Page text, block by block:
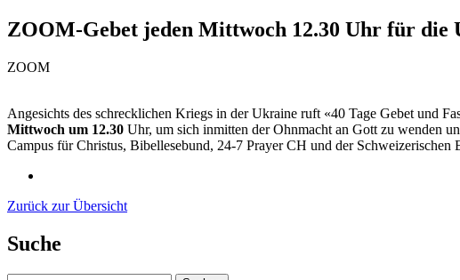
ZOOM-Gebet jeden Mittwoch 12.30 Uhr für die
ZOOM
Angesichts des schrecklichen Kriegs in der Ukraine ruft «40 Tage Gebet und
Mittwoch um 12.30 Uhr, um sich inmitten der Ohnmacht an Gott zu wenden
Campus für Christus, Bibellesebund, 24-7 Prayer CH und der
Zurück zur Übersicht
Suche